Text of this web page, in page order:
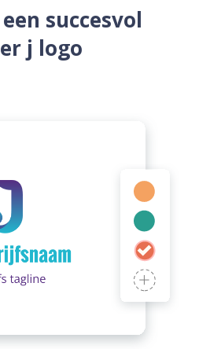
succesvol
j logo